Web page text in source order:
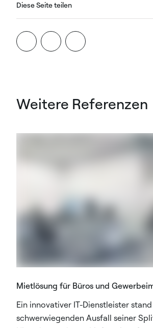
Diese Seite teilen
Weitere Referenzen
Mietlösung für Büros und
Ein innovativer IT-Dienstleister
schwerwiegenden Ausfall seiner